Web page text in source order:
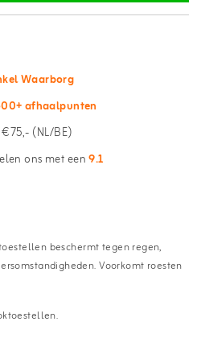
Waarborg
afhaalpunten
(NL/BE)
ons met een9.1
beschermt tegen regen,
Voorkomt roesten